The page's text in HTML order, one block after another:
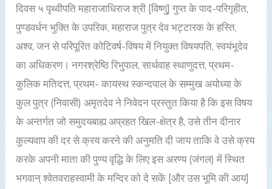
दिवस ५ पृथ्वीपति महाराजाधिराज श्री [विष्णु] गुप्त के पाद-परिगृहीत,
पुण्डवर्धन भुक्ति के उपरिक, महाराज पुत्र देव भट्टारक के हस्ति,
अश्व, जन से परिपूरित कोटिवर्ष-विषय में नियुक्त विषयपति, स्वयंभूदेव
का अधिकरण। नगरश्रेष्ठि रिभुपाल, सार्थवाह स्थाणुदत्त, प्रथम-
कुलिक मतिदत्त, प्रथम- कायस्थ स्कन्दपाल के सम्मुख अयोध्या के
कुल पुत्र (निवासी) अमृतदेव ने निवेदन प्रस्तुत किया है कि इस विषय
के अन्तर्गत जो समुदयबाह्य अप्रहत खिल-क्षेत्र है, उसे तीन दीनार
कुल्यवाप की दर से क्रय करने की अनुमति दी जाय ताकि वे उसे क्रय
करके अपनी माता की पुण्य वृद्धि के लिए इस अरण्य (जंगल) में स्थित
भगवान् श्वेतवराहस्वामी के मन्दिर को दे सकें [और उस भूमि की आय]